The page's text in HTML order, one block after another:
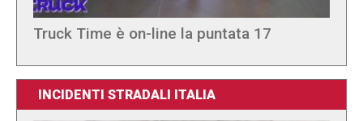
Truck Time è on-line la puntata 17
INCIDENTI STRADALI ITALIA